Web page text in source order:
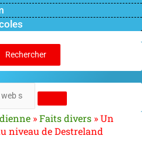
Rechercher
»Faits divers »Un
niveau de Destreland